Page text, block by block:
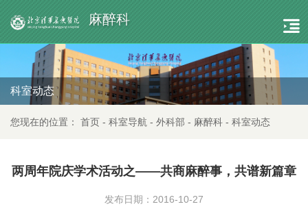
麻醉科
科室动态
您现在的位置： 首页 - 科室导航 - 外科部 - 麻醉科 - 科室动态
两周年院庆学术活动之——共商麻醉事，共谱新篇章
发布日期：2016-10-27